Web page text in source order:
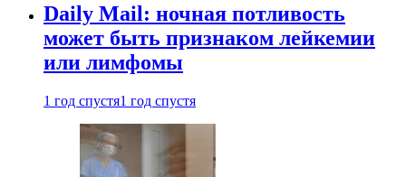
Daily Mail: ночная потливость
может быть признаком лейкемии
или лимфомы
1 год спустя1 год спустя